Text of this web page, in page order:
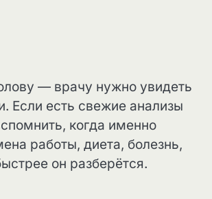
— врачу нужно увидеть
Если есть свежие анализы
когда именно
работы, диета, болезнь,
он разберётся.